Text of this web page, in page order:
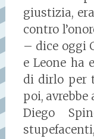
giustizia,
contro
– dice oggi
e Leone ha
di dirlo per
poi, avrebbe
Diego